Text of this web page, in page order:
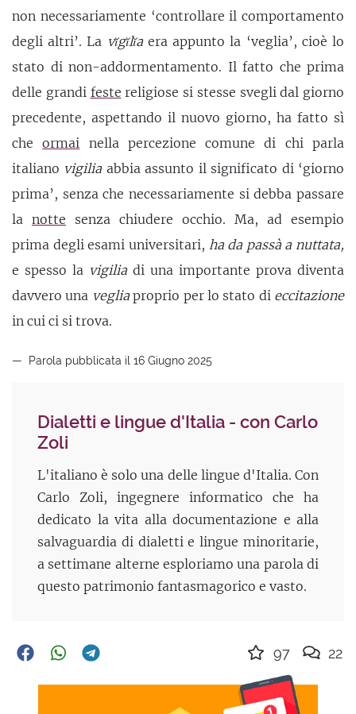
non necessariamente ‘controllare il comportamento
degli altri’. La vĭgĭlĭaera appunto la ‘veglia’, cioè lo
stato di non-addormentamento. Il fatto che prima
delle grandi feste religiose si stesse svegli dal giorno
precedente, aspettando il nuovo giorno, ha fatto sì
cheormai nella percezione comune di chi parla
italiano vigiliaabbia assunto il significato di ‘giorno
prima’, senza che necessariamente si debba passare
la notte senza chiudere occhio. Ma, ad esempio
prima degli esami universitari, ha da passà a nuttata,
e spesso la vigiliadi una importante prova diventa
davvero una vegliaproprio per lo stato di eccitazione
in cui ci si trova.
Parola pubblicata il 16 Giugno 2025
Dialetti e lingue d'Italia - con Carlo
Zoli
L'italiano è solo una delle lingue d'Italia. Con
Carlo Zoli, ingegnere informatico che ha
dedicato la vita alla documentazione e alla
salvaguardia di dialetti e lingue minoritarie,
a settimane alterne esploriamo una parola di
questo patrimonio fantasmagorico e vasto.
97 22